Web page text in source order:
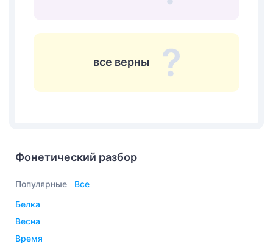
все верны
Фонетический разбор
Популярные
Все
белка
весна
время